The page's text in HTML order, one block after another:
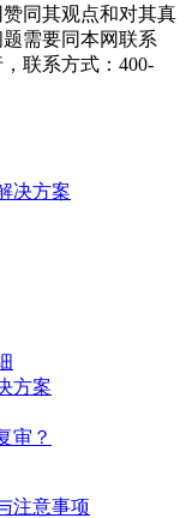
同其观点和对其真
需要同本网联系
联系方式：400-
决方案
方案
审？
注意事项